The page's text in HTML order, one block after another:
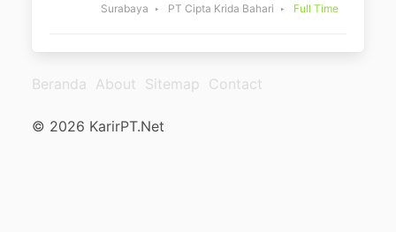
Surabaya PT Cipta Krida Bahari Full Time
Beranda About Sitemap Contact
© 2026 KarirPT.Net